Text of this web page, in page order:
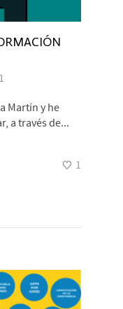
Martín y he
a través de...
1